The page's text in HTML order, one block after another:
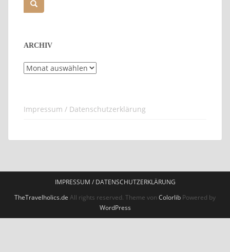
ARCHIV
Archiv
Impressum / Datenschutzerklärung
IMPRESSUM / DATENSCHUTZERKLÄRUNG
TheTravelholics.de All rights reserved. Theme von Colorlib Powered by
WordPress